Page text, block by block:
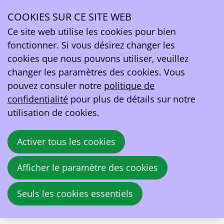
Prénom*
Nom*
Adresse e-mail *
Message*
COOKIES SUR CE SITE WEB
Ce site web utilise les cookies pour bien
fonctionner. Si vous désirez changer les
cookies que nous pouvons utiliser, veuillez
changer les paramètres des cookies. Vous
pouvez consuler notre politique de
confidentialité pour plus de détails sur notre
utilisation de cookies.
Activer tous les cookies
Afficher le paramètre des cookies
Seuls les cookies essentiels